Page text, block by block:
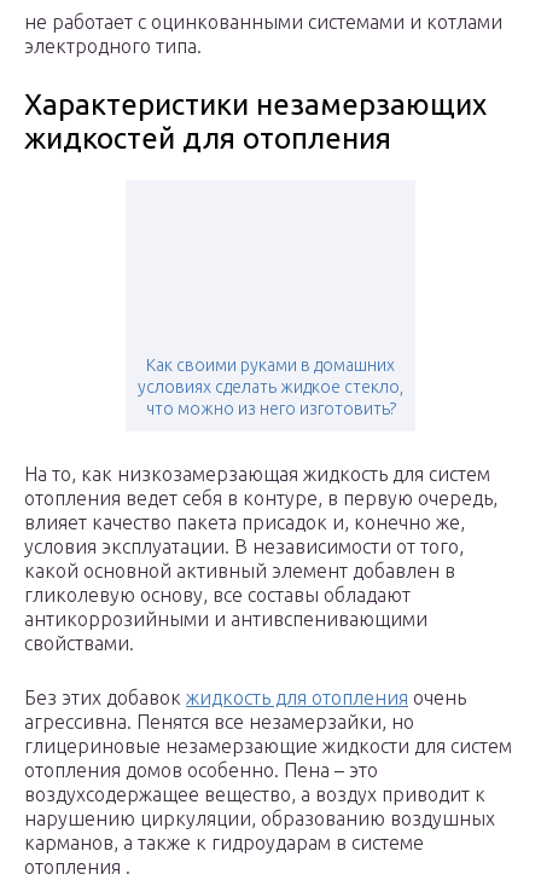
не работает с оцинкованными системами и котлами
электродного типа.
Характеристики незамерзающих
жидкостей для отопления
Как своими руками в домашних
условиях сделать жидкое стекло,
что можно из него изготовить?
На то, как низкозамерзающая жидкость для систем
отопления ведет себя в контуре, в первую очередь,
влияет качество пакета присадок и, конечно же,
условия эксплуатации. В независимости от того,
какой основной активный элемент добавлен в
гликолевую основу, все составы обладают
антикоррозийными и антивспенивающими
свойствами.
Без этих добавок жидкость для отопления очень
агрессивна. Пенятся все незамерзайки, но
глицериновые незамерзающие жидкости для систем
отопления домов особенно. Пена – это
воздухсодержащее вещество, а воздух приводит к
нарушению циркуляции, образованию воздушных
карманов, а также к гидроударам в системе
отопления .